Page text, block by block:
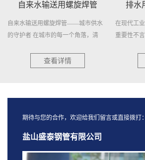
排水用Q235B螺旋钢管
在现代工业与建筑领域，排水系统的
重要性不言而喻。它关乎着工程的顺...
查看详情
预制
预制直埋
高效节能
期待与您的合作，欢迎给我们留言或直接拨打：
盐山盛泰钢管有限公司